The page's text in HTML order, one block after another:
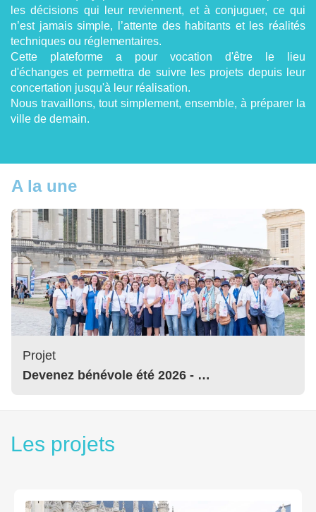
les décisions qui leur reviennent, et à conjuguer, ce qui
n’est jamais simple, l’attente des habitants et les réalités
techniques ou réglementaires.
Cette plateforme a pour vocation d'être le lieu
d'échanges et permettra de suivre les projets depuis leur
concertation jusqu'à leur réalisation.
Nous travaillons, tout simplement, ensemble, à préparer la
ville de demain.
A la une
Projet
Devenez bénévole été 2026 - …
Les projets